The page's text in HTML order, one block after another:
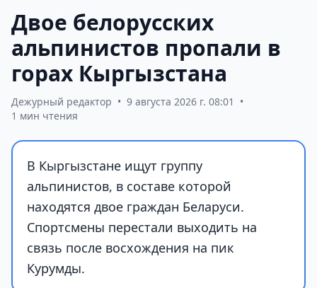
Двое белорусских
альпинистов пропали в
горах Кыргызстана
Дежурный редактор • 9 августа 2026 г. 08:01
•
1 мин чтения
В Кыргызстане ищут группу
альпинистов, в составе которой
находятся двое граждан Беларуси.
Спортсмены перестали выходить на
связь после восхождения на пик
Курумды.